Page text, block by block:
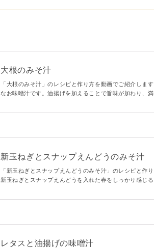
大根のみそ汁
「大根のみそ汁」のレシピと作り方を動画でご紹介しま
なお味噌汁です。油揚げを加えることで旨味が加わり、
ん、朝食にもおすすめですよ。
新玉ねぎとスナップえんどうのみそ汁
「新玉ねぎとスナップえんどうのみそ汁」のレシピと作
新玉ねぎとスナップえんどうを入れた春をしっかり感じ
いレシピですよ。
レタスと油揚げの味噌汁